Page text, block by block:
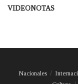
VIDEONOTAS
Nacionales